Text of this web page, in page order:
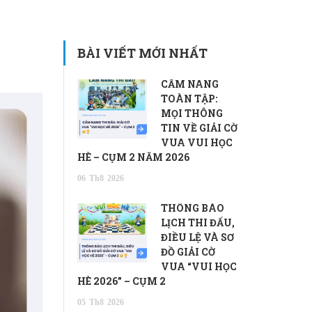
BÀI VIẾT MỚI NHẤT
CẨM NANG
TOÀN TẬP:
MỌI THÔNG
TIN VỀ GIẢI CỜ
VUA VUI HỌC
HÈ – CỤM 2 NĂM 2026
06 Th8 2026
THÔNG BÁO
LỊCH THI ĐẤU,
ĐIỀU LỆ VÀ SƠ
ĐỒ GIẢI CỜ
VUA “VUI HỌC
HÈ 2026” – CỤM 2
05 Th8 2026